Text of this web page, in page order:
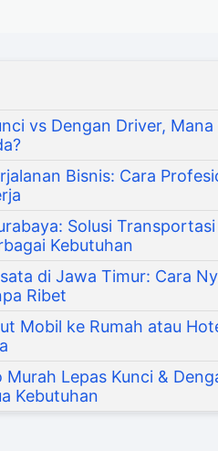
vs Dengan Driver,
Bisnis: Cara
Solusi
Kebutuhan
di Jawa Timur: Cara
Ribet
Mobil ke Rumah atau
Lepas Kunci &
Kebutuhan